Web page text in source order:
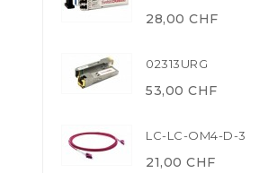
28,00 CHF
02313URG
53,00 CHF
LC-LC-OM4-D-3
21,00 CHF